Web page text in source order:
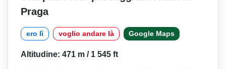
Praga
ero lì voglio andare là Google Maps
Altitudine: 471 m / 1 545 ft